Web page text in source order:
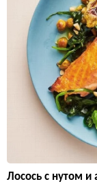
Лосось с нутом